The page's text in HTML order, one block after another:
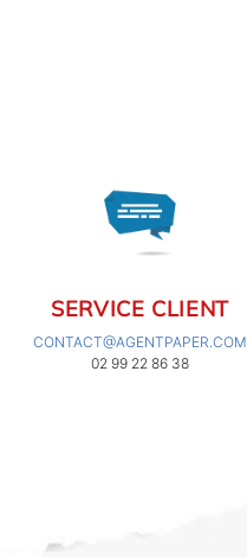
SERVICE CLIENT
CONTACT@AGENTPAPER.COM
02 99 22 86 38